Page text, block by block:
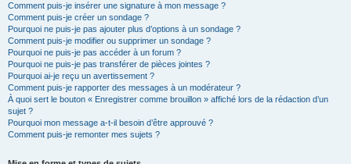
Comment puis-je insérer une signature à mon message ?
Comment puis-je créer un sondage ?
Pourquoi ne puis-je pas ajouter plus d’options à un sondage ?
Comment puis-je modifier ou supprimer un sondage ?
Pourquoi ne puis-je pas accéder à un forum ?
Pourquoi ne puis-je pas transférer de pièces jointes ?
Pourquoi ai-je reçu un avertissement ?
Comment puis-je rapporter des messages à un modérateur ?
À quoi sert le bouton « Enregistrer comme brouillon » affiché lors de la rédaction d’un
sujet ?
Pourquoi mon message a-t-il besoin d’être approuvé ?
Comment puis-je remonter mes sujets ?